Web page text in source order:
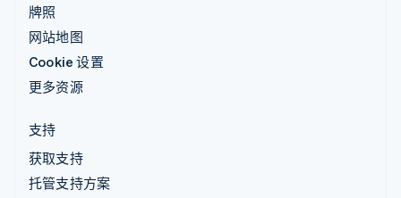
牌照
网站地图
Cookie 设置
更多资源
支持
获取支持
托管支持方案